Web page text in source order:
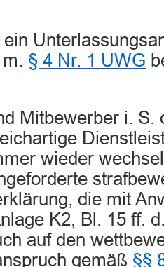
§ 4 Nr. 1 UWG
Mitbewerber i. S.
wieder
die mit
K2, Bl. 15 ff.
auf den
gemäß §§